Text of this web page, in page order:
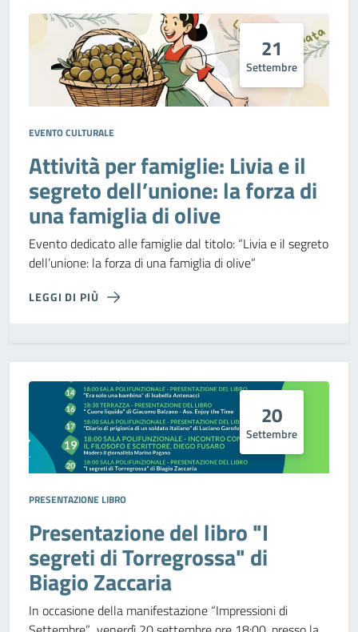
21
Settembre
EVENTO CULTURALE
Attività per famiglie: Livia e il
segreto dell’unione: la forza di
una famiglia di olive
Evento dedicato alle famiglie dal titolo: “Livia e il segreto
dell’unione: la forza di una famiglia di olive”
LEGGI DI PIÙ
20
Settembre
PRESENTAZIONE LIBRO
Presentazione del libro "I
segreti di Torregrossa" di
Biagio Zaccaria
In occasione della manifestazione “Impressioni di